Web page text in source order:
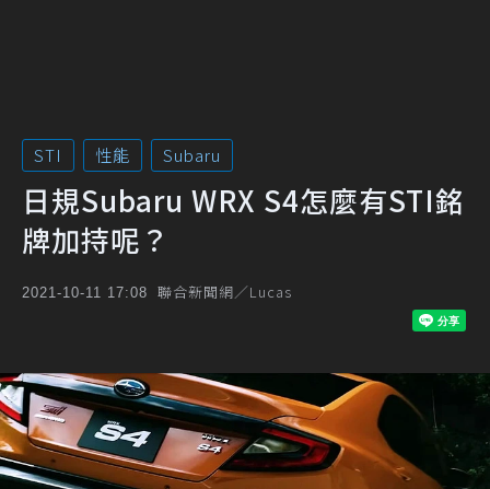
STI 性能 Subaru
日規Subaru WRX S4怎麼有STI銘
牌加持呢？
2021-10-11 17:08 聯合新聞網／Lucas